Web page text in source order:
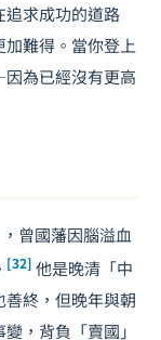
追求成功的道路
加難得。當你登上
為已經沒有更高
曾國藩因腦溢血
[32] 他是晚清「中
終，但晚年與朝
，背負「賣國」